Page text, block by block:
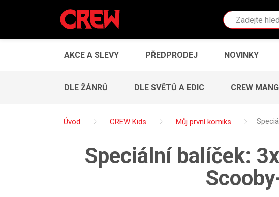
AKCE A SLEVY PŘEDPRODEJ NOVINKY
DLE ŽÁNRŮ DLE SVĚTŮ A EDIC CREW
Úvod CREW Kids Můj první komiks
Speciální balíček: